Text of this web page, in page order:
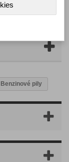
Benzinové pily